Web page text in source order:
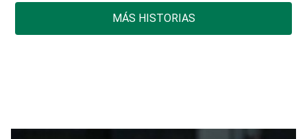
MÁS HISTORIAS